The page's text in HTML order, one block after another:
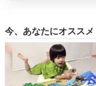
今、あなたにオススメ